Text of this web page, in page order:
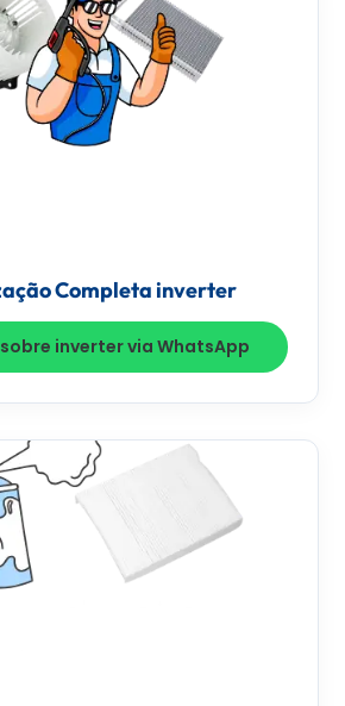
Completa inverter
inverter via WhatsApp